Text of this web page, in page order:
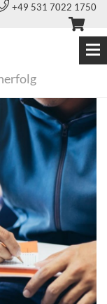
+49 531 7022 1750